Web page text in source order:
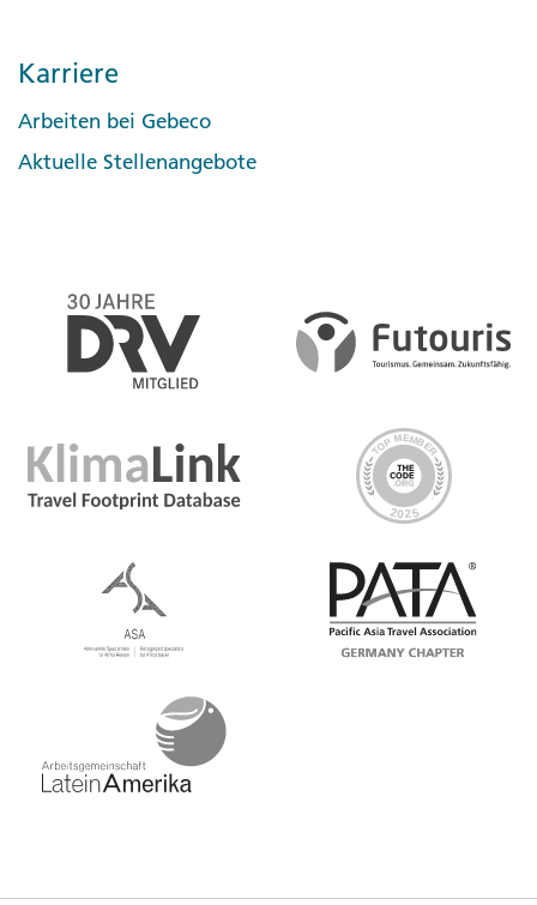
Karriere
Arbeiten bei Gebeco
Aktuelle Stellenangebote